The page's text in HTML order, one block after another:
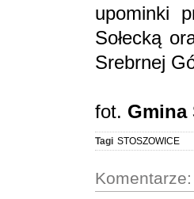
upominki
Sołecką
Srebrnej
fot. Gmina
Tagi STOSZOWICE
Komentarze: